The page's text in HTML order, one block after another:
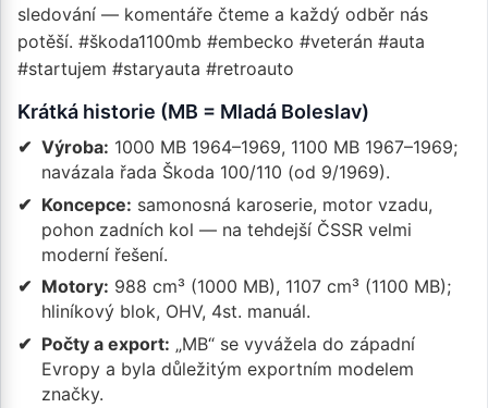
sledování — komentáře čteme a každý odběr nás
potěší. #škoda1100mb #embecko #veterán #auta
#startujem #staryauta #retroauto
Krátká historie (MB = Mladá Boleslav)
Výroba: 1000 MB 1964–1969, 1100 MB 1967–1969;
navázala řada Škoda 100/110 (od 9/1969).
Koncepce: samonosná karoserie, motor vzadu,
pohon zadních kol — na tehdejší ČSSR velmi
moderní řešení.
Motory: 988 cm³ (1000 MB), 1107 cm³ (1100 MB);
hliníkový blok, OHV, 4st. manuál.
Počty a export: „MB“ se vyvážela do západní
Evropy a byla důležitým exportním modelem
značky.